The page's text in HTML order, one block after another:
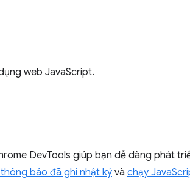
web JavaScript.
DevTools giúp bạn dễ dàng phát
báo đã ghi nhật ký và chạy